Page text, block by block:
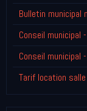
Bulletin municipal
Conseil
Conseil
Tarif location